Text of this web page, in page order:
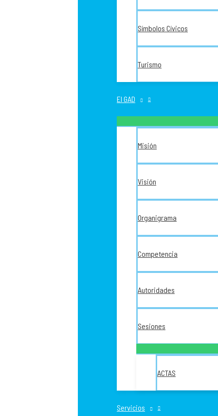
Símbolos Cívicos
Turismo
El GAD
Misión
Visión
Organigrama
Competencia
Autoridades
Sesiones
ACTAS
Servicios